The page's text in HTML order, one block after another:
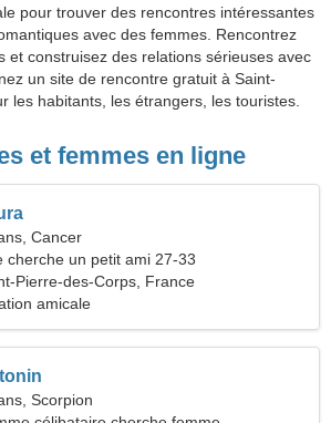
pour trouver des rencontres intéressantes
avec des femmes. Rencontrez
et construisez des relations sérieuses avec
un site de rencontre gratuit à Saint-
les habitants, les étrangers, les touristes.
et femmes en ligne
Cancer
cherche un petit ami 27-33
Pierre-des-Corps, France
amicale
Scorpion